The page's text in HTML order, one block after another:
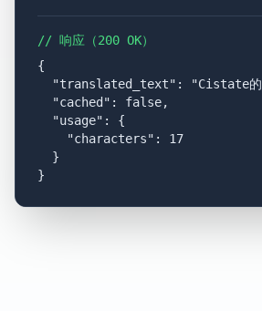
// 响应（200 OK）
{
"translated_text": "Cistate的
  "cached": false,
  "usage": {
    "characters": 17
  }
}